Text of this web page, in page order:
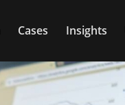
Cases Insights